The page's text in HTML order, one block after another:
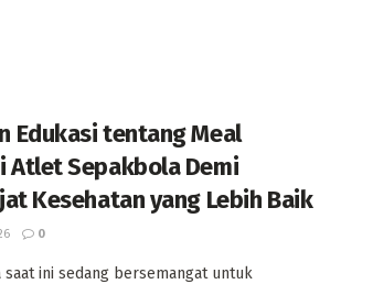
Edukasi tentang Meal
Atlet Sepakbola Demi
Kesehatan yang Lebih Baik
0
saat ini sedang bersemangat untuk